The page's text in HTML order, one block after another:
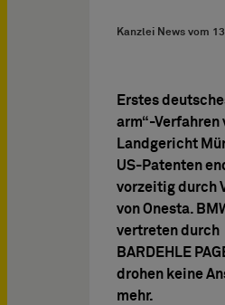
Kanzlei News vom
Erstes
arm“-Verfahren
Landgericht
US-Patenten
vorzeitig durch
von Onesta.
vertreten durch
BARDEHLE
drohen keine
mehr.